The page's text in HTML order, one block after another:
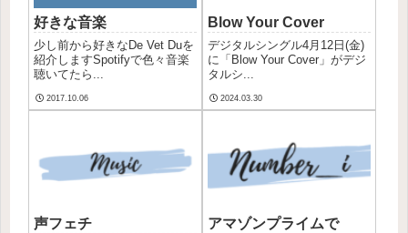
好きな音楽
少し前から好きなDe Vet Duを
紹介しますSpotifyで色々音楽
聴いてたら...
2017.10.06
Blow Your Cover
デジタルシングル4月12日(金)
に「Blow Your Cover」がデジ
タルシ...
2024.03.30
声フェチ
アマゾンプライムで